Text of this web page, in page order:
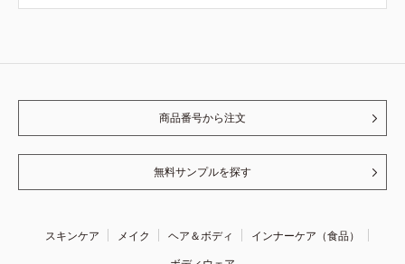
商品番号から注文
無料サンプルを探す
スキンケア メイク ヘア＆ボディ
インナーケア（食品）